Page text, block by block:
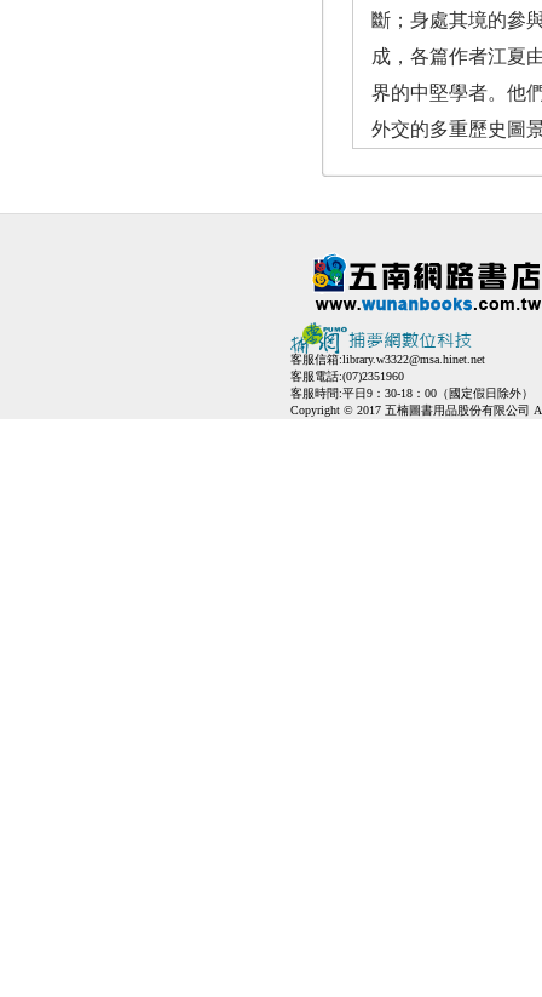
斷；身處其境的參
成，各篇作者江夏
界的中堅學者。他
外交的多重歷史圖
客服信箱:library.w3322@msa.hinet.net
客服電話:(07)2351960
客服時間:平日9：30-18：00（國定假日除外）
Copyright © 2017 五楠圖書用品股份有限公司